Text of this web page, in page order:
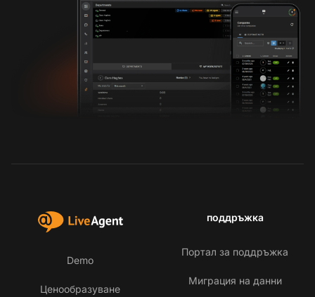
Demo
Ценообразуване
поддръжка
Портал за поддръжка
Миграция на данни